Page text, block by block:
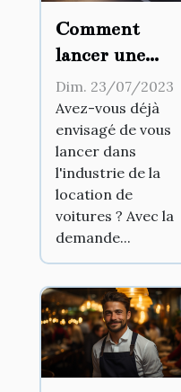
Comment
lancer une
entreprise de
location
automobile ?
Dim. 23/07/2023
Avez-vous déjà
envisagé de vous
lancer dans
l'industrie de la
location de
voitures ? Avec la
demande...